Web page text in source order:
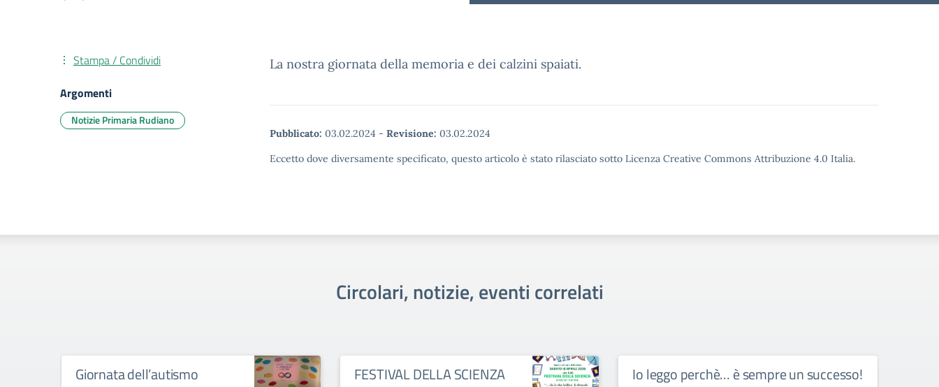
La nostra giornata della memoria e dei calzini spaiati.
Pubblicato: 03.02.2024 - Revisione: 03.02.2024
Eccetto dove diversamente specificato, questo articolo è stato rilasciato sotto Licenza Creative Commons Attribuzione 4.0 Italia.
Stampa / Condividi
Argomenti
Notizie Primaria Rudiano
Circolari, notizie, eventi correlati
Giornata dell’autismo FESTIVAL DELLA SCIENZA Io leggo perchè… è sempre un successo!